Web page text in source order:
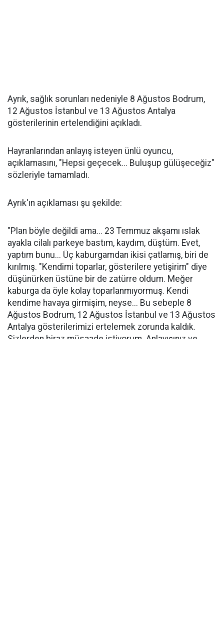
Ayrık, sağlık sorunları nedeniyle 8 Ağustos Bodrum,
12 Ağustos İstanbul ve 13 Ağustos Antalya
gösterilerinin ertelendiğini açıkladı.
Hayranlarından anlayış isteyen ünlü oyuncu,
açıklamasını, "Hepsi geçecek... Buluşup gülüşeceğiz"
sözleriyle tamamladı.
Ayrık'ın açıklaması şu şekilde:
"Plan böyle değildi ama... 23 Temmuz akşamı ıslak
ayakla cilalı parkeye bastım, kaydım, düştüm. Evet,
yaptım bunu... Üç kaburgamdan ikisi çatlamış, biri de
kırılmış. "Kendimi toparlar, gösterilere yetişirim" diye
düşünürken üstüne bir de zatürre oldum. Meğer
kaburga da öyle kolay toparlanmıyormuş. Kendi
kendime havaya girmişim, neyse... Bu sebeple 8
Ağustos Bodrum, 12 Ağustos İstanbul ve 13 Ağustos
Antalya gösterilerimizi ertelemek zorunda kaldık.
Sizlerden biraz müsaade istiyorum. Anlayışınız ve